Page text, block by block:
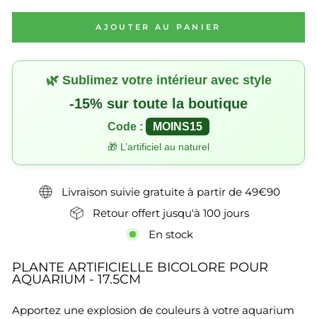
AJOUTER AU PANIER
🌿 Sublimez votre intérieur avec style
-15% sur toute la boutique
Code : MOINS15
🎁 L’artificiel au naturel
Livraison suivie gratuite à partir de 49€90
Retour offert jusqu'à 100 jours
En stock
PLANTE ARTIFICIELLE BICOLORE POUR
AQUARIUM - 17.5CM
Apportez une explosion de couleurs à votre aquarium